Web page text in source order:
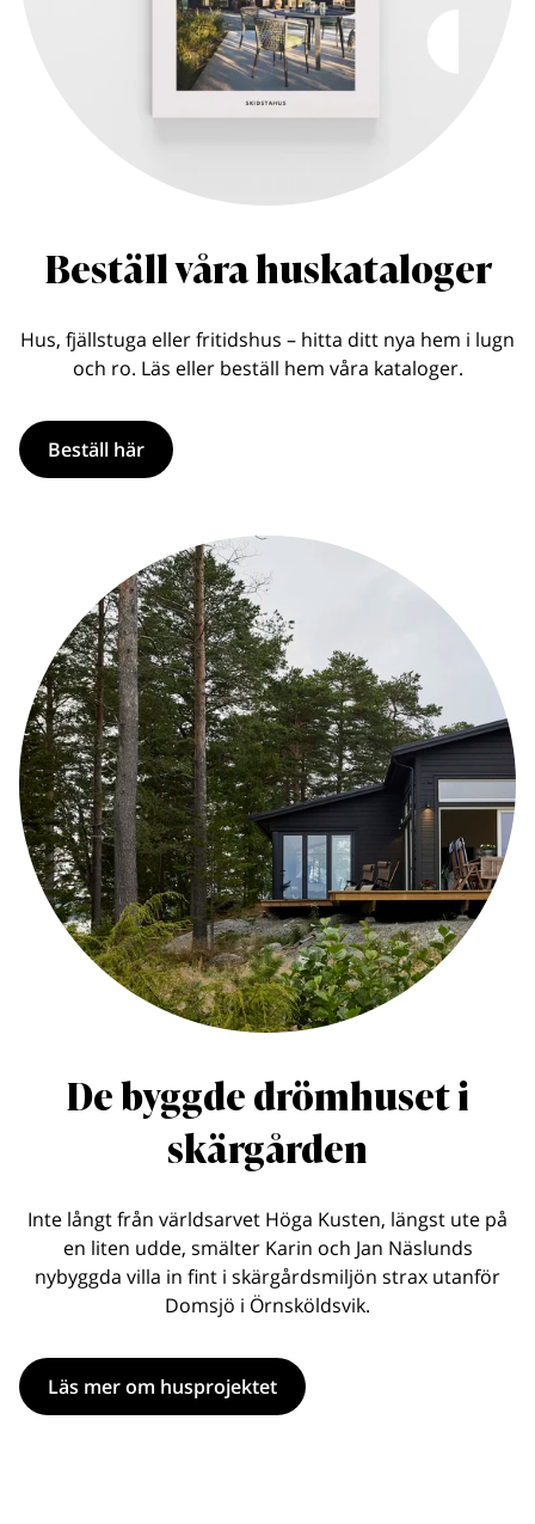
Beställ våra huskataloger
Hus, fjällstuga eller fritidshus – hitta ditt nya hem i lugn
och ro. Läs eller beställ hem våra kataloger.
Beställ här
De byggde drömhuset i
skärgården
Inte långt från världsarvet Höga Kusten, längst ute på
en liten udde, smälter Karin och Jan Näslunds
nybyggda villa in fint i skärgårdsmiljön strax utanför
Domsjö i Örnsköldsvik.
Läs mer om husprojektet